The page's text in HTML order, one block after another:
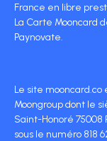
France en libre
La Carte Mooncard
Paynovate.
Le site
Moongroup dont le
Saint-Honoré 75008
sous le numéro 818